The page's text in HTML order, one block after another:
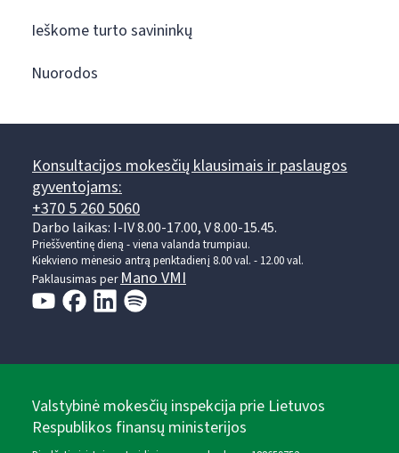
Ieškome turto savininkų
Nuorodos
Konsultacijos mokesčių klausimais ir paslaugos
gyventojams:
+370 5 260 5060
Darbo laikas: I-IV 8.00-17.00, V 8.00-15.45.
Prieššventinę dieną - viena valanda trumpiau.
Kiekvieno mėnesio antrą penktadienį 8.00 val. - 12.00 val.
Paklausimas perMano VMI
Valstybinė mokesčių inspekcija prie Lietuvos
Respublikos finansų ministerijos